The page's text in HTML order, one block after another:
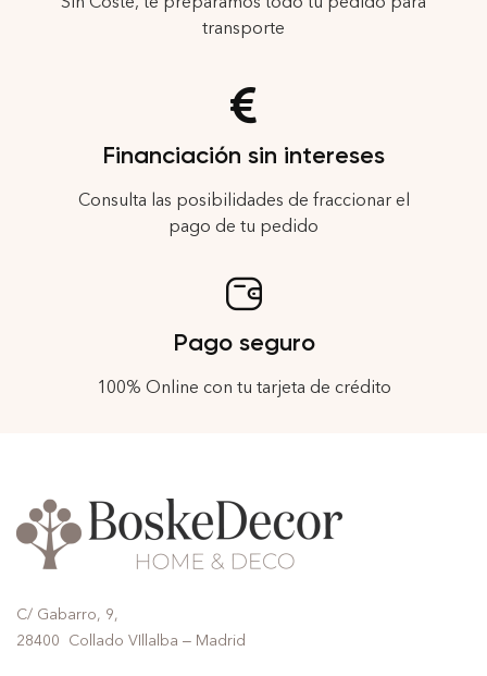
transporte
Financiación sin intereses
Consulta las posibilidades de fraccionar el
pago de tu pedido
Pago seguro
100% Online con tu tarjeta de crédito
C/ Gabarro, 9,
28400 Collado VIllalba – Madrid